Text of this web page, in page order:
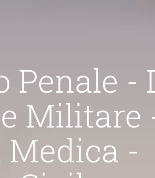
-
-
-
Diritto